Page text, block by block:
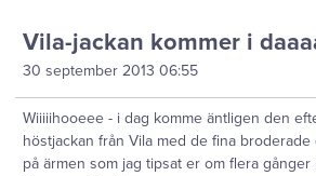
Vila-jackan kommer i
30 september 2013 06:55
Wiiiiihooeee - i dag komme äntligen den
höstjackan från Vila med de fina broderade
på ärmen som jag tipsat er om flera gånger